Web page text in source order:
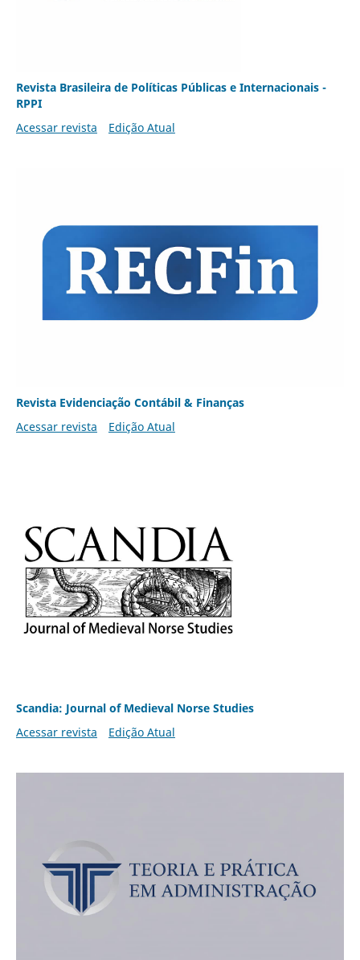
Revista Brasileira de Políticas Públicas e Internacionais -
RPPI
Acessar revista
Edição Atual
Revista Evidenciação Contábil & Finanças
Acessar revista
Edição Atual
Scandia: Journal of Medieval Norse Studies
Acessar revista
Edição Atual